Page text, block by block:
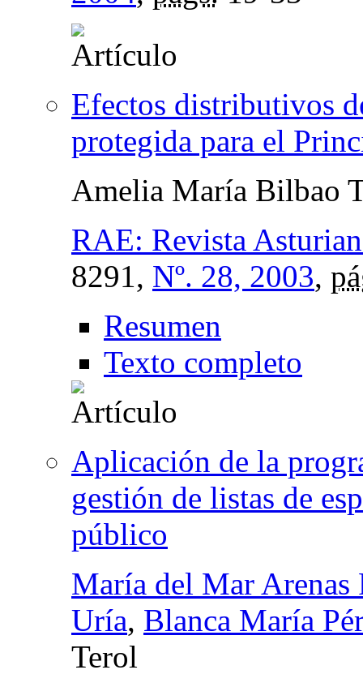
Efectos distributivos
protegida para el
Amelia María Bilbao
RAE: Revista
8291, Nº. 28, 2003,
Resumen
Texto completo
Aplicación de la
gestión de listas de
público
María del Mar Arenas
Uría, Blanca María
Terol